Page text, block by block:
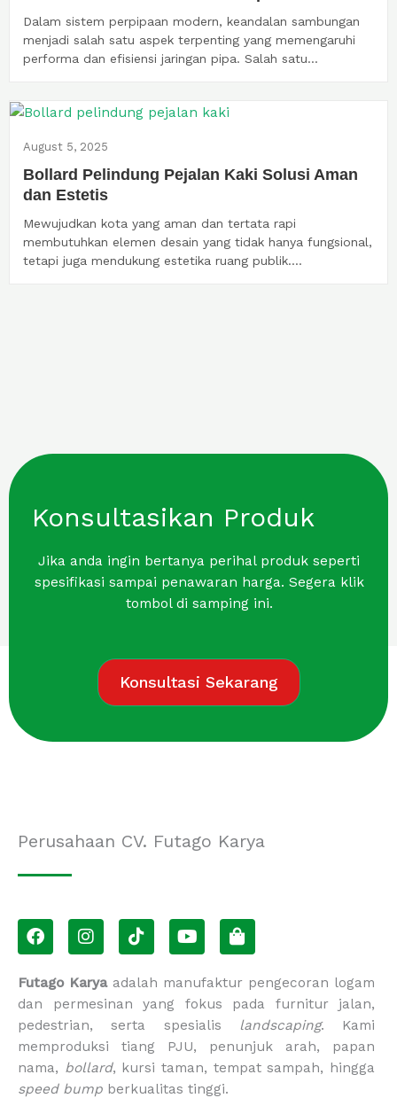
Dalam sistem perpipaan modern, keandalan sambungan
menjadi salah satu aspek terpenting yang memengaruhi
performa dan efisiensi jaringan pipa. Salah satu...
August 5, 2025
Bollard Pelindung Pejalan Kaki Solusi Aman
dan Estetis
Mewujudkan kota yang aman dan tertata rapi
membutuhkan elemen desain yang tidak hanya fungsional,
tetapi juga mendukung estetika ruang publik....
Konsultasikan Produk
Jika anda ingin bertanya perihal produk seperti
spesifikasi sampai penawaran harga. Segera klik
tombol di samping ini.
Konsultasi Sekarang
Perusahaan CV. Futago Karya
F
a
e
b
o
o
k
I
n
t
a
g
r
a
m
T
i
t
o
k
Y
o
t
u
b
e
S
h
p
p
i
n
g
-
Futago Karyaadalah manufaktur pengecoran logam
dan permesinan yang fokus pada furnitur jalan,
pedestrian, serta spesialis landscaping. Kami
memproduksi tiang PJU, penunjuk arah, papan
nama, bollard, kursi taman, tempat sampah, hingga
speed bump berkualitas tinggi.